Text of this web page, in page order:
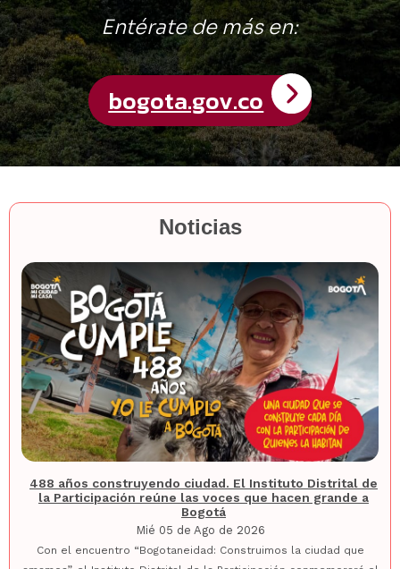
Noticias
488 años construyendo ciudad. El Instituto Distrital de
la Participación reúne las voces que hacen grande a
Bogotá
Mié 05 de Ago de 2026
Con el encuentro “Bogotaneidad: Construimos la ciudad que